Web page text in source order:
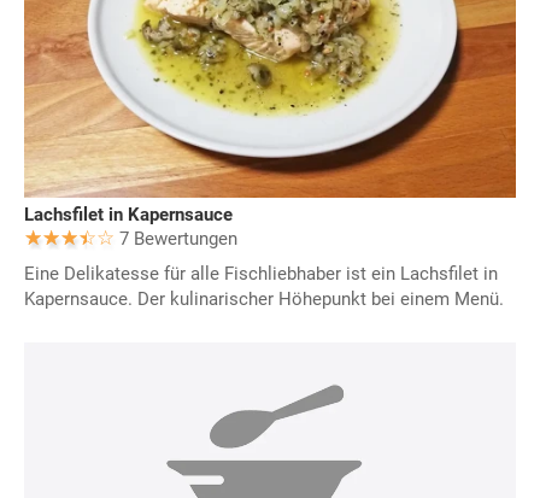
Lachsfilet in Kapernsauce
7 Bewertungen
Eine Delikatesse für alle Fischliebhaber ist ein Lachsfilet in
Kapernsauce. Der kulinarischer Höhepunkt bei einem Menü.